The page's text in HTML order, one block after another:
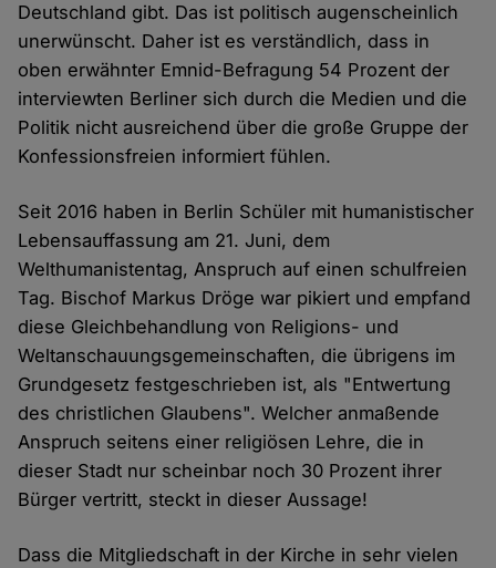
Deutschland gibt. Das ist politisch augenscheinlich
unerwünscht. Daher ist es verständlich, dass in
oben erwähnter Emnid-Befragung 54 Prozent der
interviewten Berliner sich durch die Medien und die
Politik nicht ausreichend über die große Gruppe der
Konfessionsfreien informiert fühlen.
Seit 2016 haben in Berlin Schüler mit humanistischer
Lebensauffassung am 21. Juni, dem
Welthumanistentag, Anspruch auf einen schulfreien
Tag. Bischof Markus Dröge war pikiert und empfand
diese Gleichbehandlung von Religions- und
Weltanschauungsgemeinschaften, die übrigens im
Grundgesetz festgeschrieben ist, als "Entwertung
des christlichen Glaubens". Welcher anmaßende
Anspruch seitens einer religiösen Lehre, die in
dieser Stadt nur scheinbar noch 30 Prozent ihrer
Bürger vertritt, steckt in dieser Aussage!
Dass die Mitgliedschaft in der Kirche in sehr vielen